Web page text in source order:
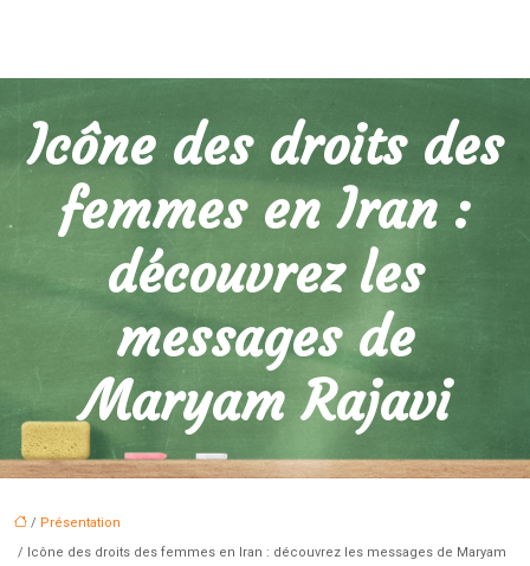
Icône des droits des
femmes en Iran :
découvrez les
messages de
Maryam Rajavi
/ Présentation
/ Icône des droits des femmes en Iran : découvrez les messages de Maryam